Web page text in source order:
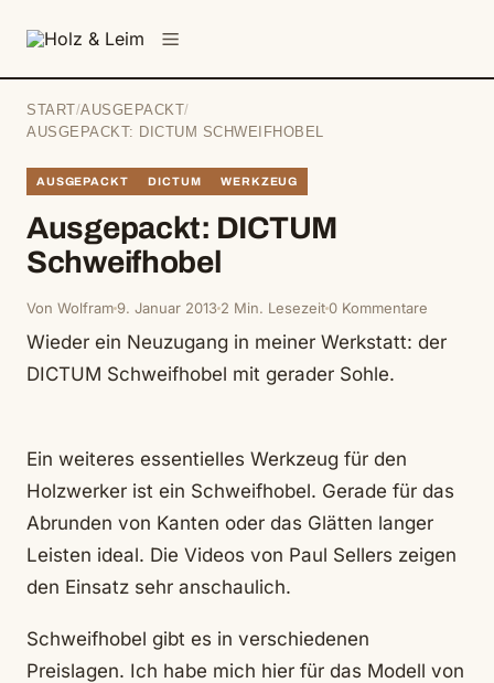
START /AUSGEPACKT /
AUSGEPACKT: DICTUM SCHWEIFHOBEL
AUSGEPACKT DICTUM WERKZEUG
Ausgepackt: DICTUM
Schweifhobel
Von Wolfram9. Januar 2013 2 Min. Lesezeit0 Kommentare
Wieder ein Neuzugang in meiner Werkstatt: der
DICTUM Schweifhobel mit gerader Sohle.
Ein weiteres essentielles Werkzeug für den
Holzwerker ist ein Schweifhobel. Gerade für das
Abrunden von Kanten oder das Glätten langer
Leisten ideal. Die Videos von Paul Sellers zeigen
den Einsatz sehr anschaulich.
Schweifhobel gibt es in verschiedenen
Preislagen. Ich habe mich hier für das Modell von